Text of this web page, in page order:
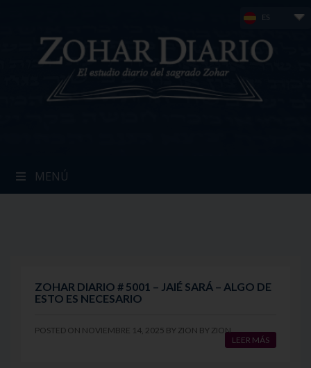
ES
MENÚ
ZOHAR DIARIO # 5001 – JAIÉ SARÁ – ALGO DE
ESTO ES NECESARIO
POSTED ON NOVIEMBRE 14, 2025 BY ZION BY ZION
LEER MÁS